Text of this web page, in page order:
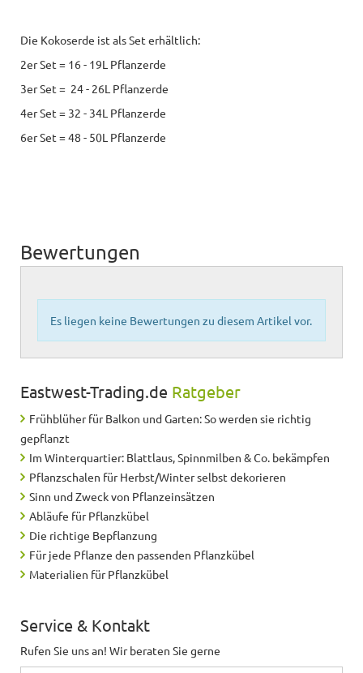
Die Kokoserde ist als Set erhältlich:
2er Set = 16 - 19L Pflanzerde
3er Set = 24 - 26L Pflanzerde
4er Set = 32 - 34L Pflanzerde
6er Set = 48 - 50L Pflanzerde
Bewertungen
Es liegen keine Bewertungen zu diesem Artikel vor.
Eastwest-Trading.de Ratgeber
Frühblüher für Balkon und Garten: So werden sie richtig
gepflanzt
Im Winterquartier: Blattlaus, Spinnmilben & Co. bekämpfen
Pflanzschalen für Herbst/Winter selbst dekorieren
Sinn und Zweck von Pflanzeinsätzen
Abläufe für Pflanzkübel
Die richtige Bepflanzung
Für jede Pflanze den passenden Pflanzkübel
Materialien für Pflanzkübel
Service & Kontakt
Rufen Sie uns an! Wir beraten Sie gerne